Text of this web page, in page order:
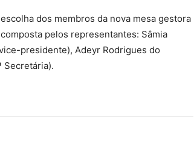
dos membros da nova mesa gestora
pelos representantes: Sâmia
presidente), Adeyr Rodrigues do
Secretária).